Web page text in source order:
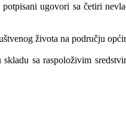
ugovori sa četiri
života na području
sa raspoloživim